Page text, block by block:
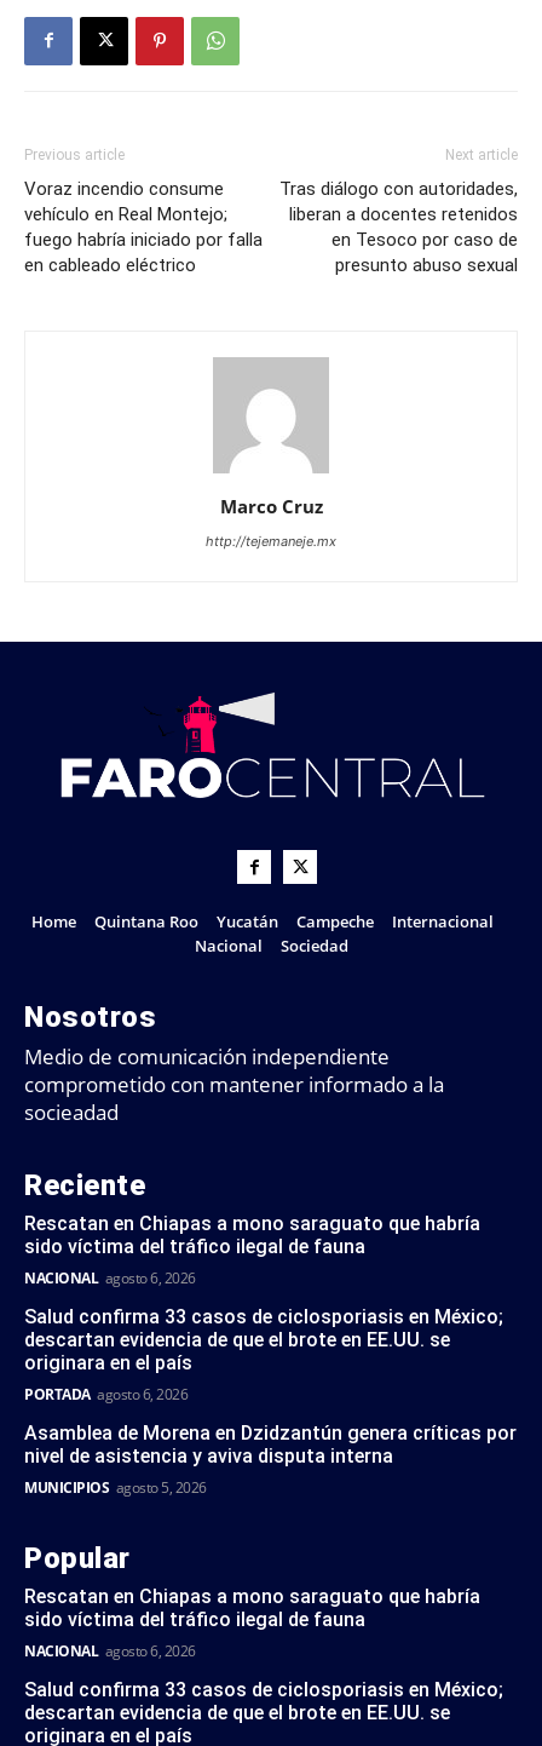
Previous article
Voraz incendio consume
vehículo en Real Montejo;
fuego habría iniciado por falla
en cableado eléctrico
Next article
Tras diálogo con autoridades,
liberan a docentes retenidos
en Tesoco por caso de
presunto abuso sexual
Marco Cruz
http://tejemaneje.mx
Home Quintana Roo Yucatán Campeche
Internacional
Nacional
Sociedad
Nosotros
Medio de comunicación independiente
comprometido con mantener informado a la
socieadad
Reciente
Rescatan en Chiapas a mono saraguato que habría
sido víctima del tráfico ilegal de fauna
NACIONAL agosto 6, 2026
Salud confirma 33 casos de ciclosporiasis en México;
descartan evidencia de que el brote en EE.UU. se
originara en el país
PORTADA agosto 6, 2026
Asamblea de Morena en Dzidzantún genera críticas por
nivel de asistencia y aviva disputa interna
MUNICIPIOS agosto 5, 2026
Popular
Rescatan en Chiapas a mono saraguato que habría
sido víctima del tráfico ilegal de fauna
NACIONAL agosto 6, 2026
Salud confirma 33 casos de ciclosporiasis en México;
descartan evidencia de que el brote en EE.UU. se
originara en el país